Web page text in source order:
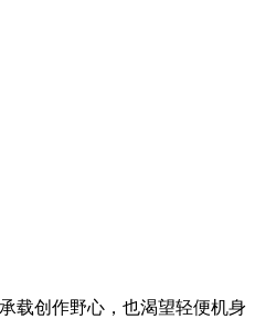
载创作野心，也渴望轻便机身